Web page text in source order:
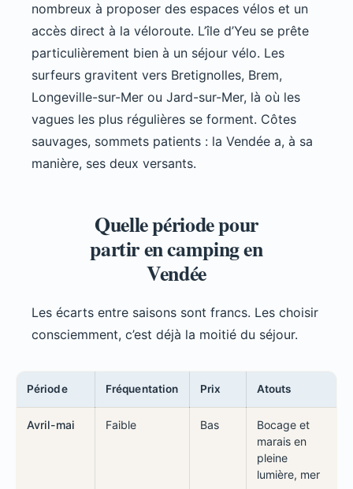
nombreux à proposer des espaces vélos et un
accès direct à la véloroute. L’île d’Yeu se prête
particulièrement bien à un séjour vélo. Les
surfeurs gravitent vers Bretignolles, Brem,
Longeville-sur-Mer ou Jard-sur-Mer, là où les
vagues les plus régulières se forment. Côtes
sauvages, sommets patients : la Vendée a, à sa
manière, ses deux versants.
Quelle période pour
partir en camping en
Vendée
Les écarts entre saisons sont francs. Les choisir
consciemment, c’est déjà la moitié du séjour.
Période Fréquentation Prix Atouts
Avril-mai Faible Bas
Bocage et
marais en
pleine
lumière, mer